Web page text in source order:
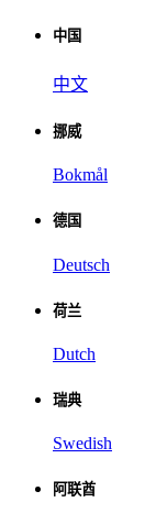
中国
中文
挪威
Bokmål
德国
Deutsch
荷兰
Dutch
瑞典
Swedish
阿联酋